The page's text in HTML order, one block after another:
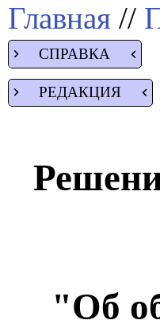
Главная //
СПРАВКА
РЕДАКЦИЯ
"Об